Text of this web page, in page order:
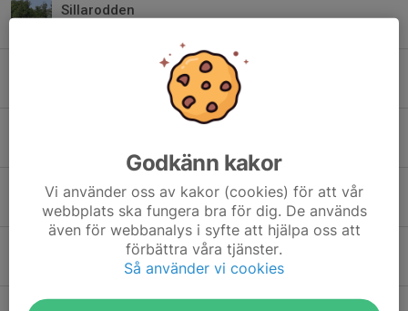
Sillarodden
Om offside-regeln
0
Grymt teamwork under säsongen!
Tips Supertext!
30 sep 2025 0
Supertext - ny chatt för laget
26 aug 2025 0
Godkänn kakor
Vi använder oss av kakor (cookies) för att vår
webbplats ska fungera bra för dig. De används
även för webbanalys i syfte att hjälpa oss att
förbättra våra tjänster.
Så använder vi cookies